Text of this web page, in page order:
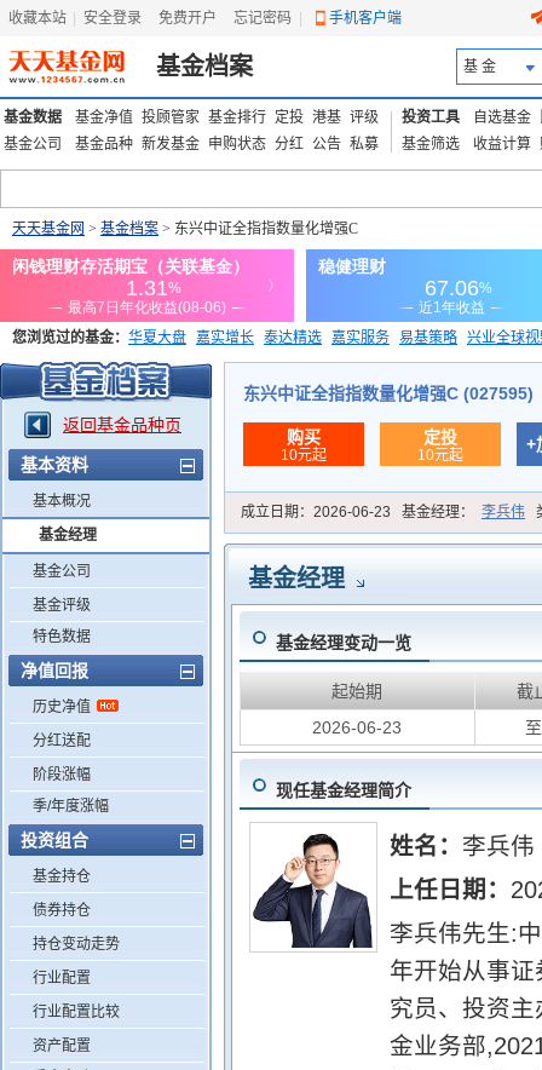
收藏本站 安全登录 免费开户 忘记密码 手机客户端
基金档案 基 金
基金数据 基金净值 投顾管家 基金排行 定投 港基 评级
基金公司
基金品种 新发基金 申购状态 分红 公告 私募
投资工具 自选基金
基金筛选
收益计算
天天基金网 > 基金档案 > 东兴中证全指指数量化增强C
您浏览过的基金： 华夏大盘 嘉实增长 泰达精选 嘉实服务 易基策略 兴业全球
添富优势 华安宏利 上证180价值ETF
返回基金品种页
基本资料
基本概况
基金经理
基金公司
基金评级
特色数据
净值回报
历史净值
分红送配
阶段涨幅
季/年度涨幅
投资组合
基金持仓
债券持仓
持仓变动走势
行业配置
行业配置比较
资产配置
东兴中证全指指数量化增强C (027595)
购买
10元起
定投
10元起
+
成立日期： 2026-06-23 基金经理： 李兵伟
基金经理
基金经理变动一览
起始期
截
2026-06-23
现任基金经理简介
姓名： 李兵伟
上任日期：
李兵伟先生:
年开始从事
究员、投资
金业务部